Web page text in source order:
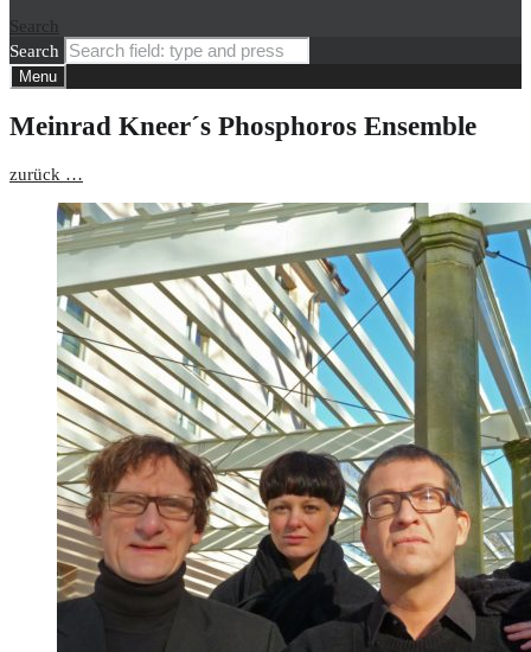
Search
Search
Menu
Meinrad Kneer´s Phosphoros Ensemble
zurück …